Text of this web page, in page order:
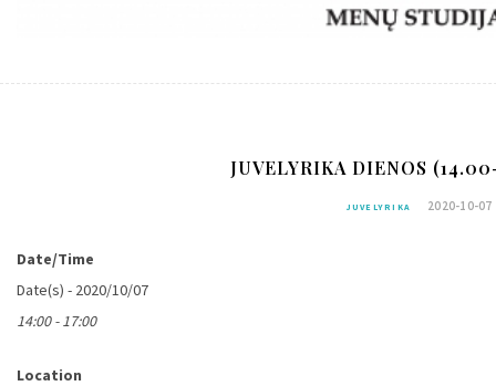
JUVELYRIKA DIENOS
JUVELYRIKA 2020-10-07
Date/Time
Date(s) - 2020/10/07
14:00 - 17:00
Location